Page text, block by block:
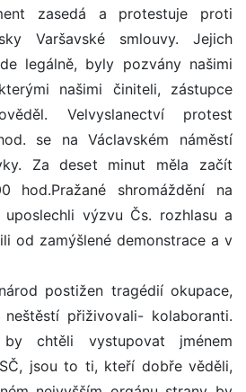
zasedá a protestuje proti
Varšavské smlouvy. Jejich
legálně, byly pozvány našimi
našimi činiteli, zástupce
Velvyslanectví protest
se na Václavském náměstí
Za deset minut měla začít
hod.Pražané shromáždění na
uposlechli výzvu Čs. rozhlasu a
od zamýšlené demonstrace a v
postižen tragédií okupace,
přiživovali- kolaboranti.
chtěli vystupovat jménem
jsou to ti, kteří dobře věděli,